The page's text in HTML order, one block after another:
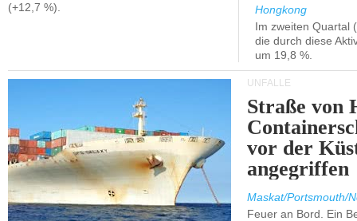
(+12,7 %).
Hongkong
Im zweiten Quartal
die durch diese
um 19,8 %.
UNFÄLLE
Straße von
vor der
angegriffen
Maskat/Portsmouth/
Feuer an Bord. Ein